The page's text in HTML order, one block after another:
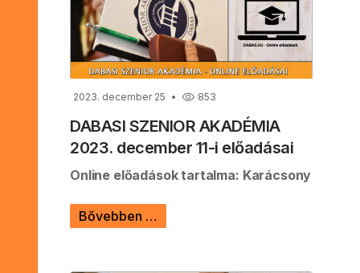
2023. december 25 853
DABASI SZENIOR AKADÉMIA
2023. december 11-i előadásai
Online előadások tartalma: Karácsony
Bővebben …